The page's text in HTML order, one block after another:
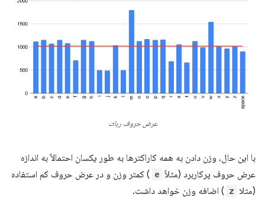
عرض حروف ربات
با این حال، وزن دادن به همه کاراکترها به طور یکسان احتمالاً به اندازه
عرض حروف پرکاربرد (مثلاً e ) کمتر وزن و در عرض حروف کم استفاده
(مثلا z ) اضافه وزن خواهد داشت.